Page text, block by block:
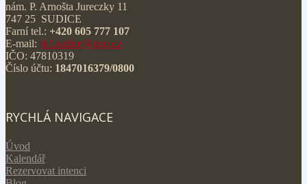
nám. P. Arnošta Jureczky 11
747 25 SUDICE
Farní tel.: +420 605 777 107
E-mail: rkf.sudice@doo.cz
IČO: 47810319
Číslo účtu: 1847016379/0800
RYCHLÁ NAVIGACE
Úvod
Kalendář
Rezervovat intenci